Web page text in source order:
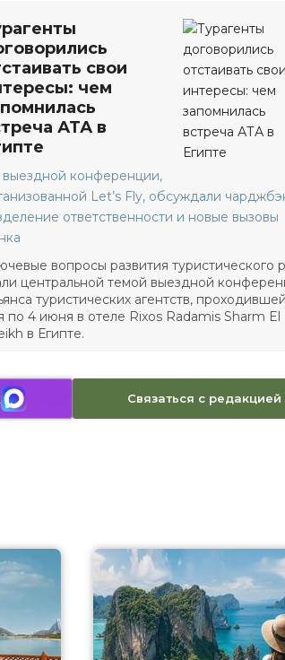
свои
чем
АТА в
выездной конференции,
Let’s Fly, обсуждали
ответственности и новые вызовы
вопросы развития туристического
центральной темой выездной
туристических агентств,
по 4 июня в отеле Rixos Radamis Sharm El
в Египте.
Связаться с редакцией